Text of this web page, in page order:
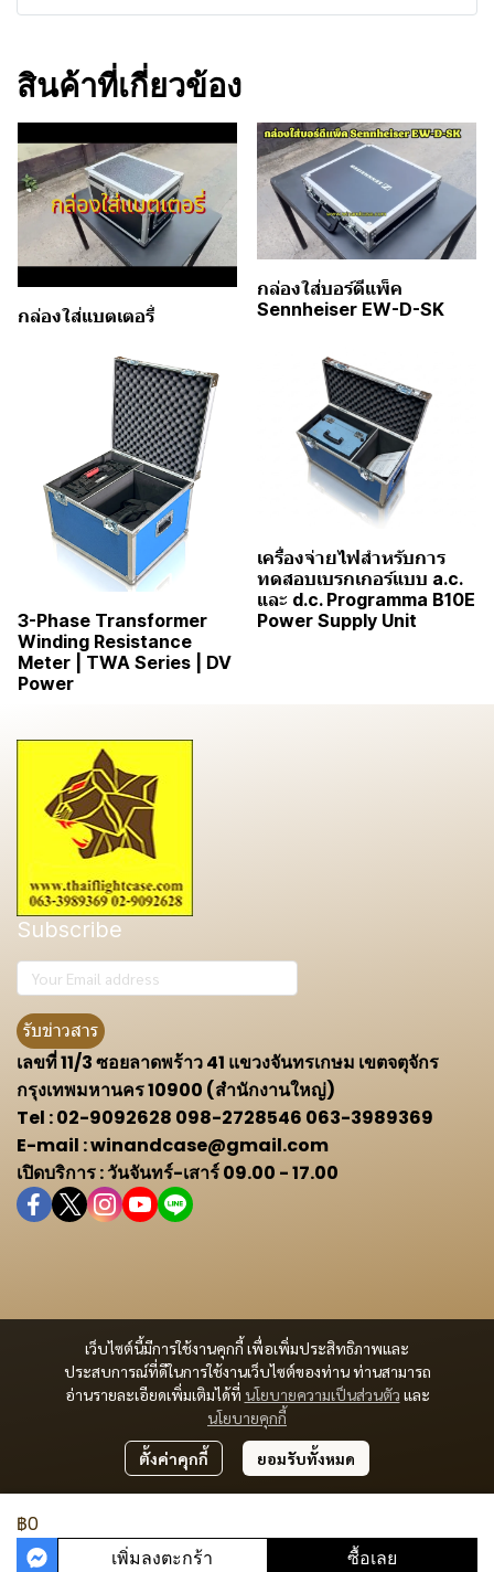
สินค้าที่เกี่ยวข้อง
กล่องใส่แบตเตอรี่
กล่องใส่บอร์ดีแพ็ค
Sennheiser EW-D-SK
3-Phase Transformer
Winding Resistance
Meter | TWA Series | DV
Power
เครื่องจ่ายไฟสำหรับการ
ทดสอบเบรกเกอร์แบบ a.c.
และ d.c. Programma B10E
Power Supply Unit
฿0
เพิ่มลงตะกร้า
ซื้อเลย
เว็บไซต์นี้มีการใช้งานคุกกี้ เพื่อเพิ่มประสิทธิภาพและ
ประสบการณ์ที่ดีในการใช้งานเว็บไซต์ของท่าน ท่านสามารถ
อ่านรายละเอียดเพิ่มเติมได้ที่ นโยบายความเป็นส่วนตัว และ
นโยบายคุกกี้
ตั้งค่าคุกกี้ ยอมรับทั้งหมด
Subscribe
รับข่าวสาร
เลขที่ 11/3 ซอยลาดพร้าว 41 แขวงจันทรเกษม เขตจตุจักร
กรุงเทพมหานคร 10900 (สำนักงานใหญ่)
Tel : 02-9092628 098-2728546 063-3989369
E-mail : winandcase@gmail.com
เปิดบริการ : วันจันทร์-เสาร์ 09.00 - 17.00